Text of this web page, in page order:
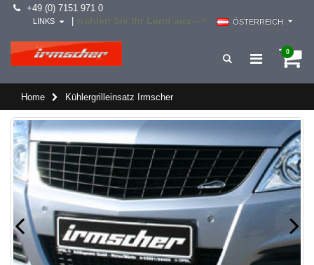
+49 (0) 7151 971 0
wählen Sie Ihr Land aus --> ÖSTERREICH
LINKS
0
Home Kühlergrilleinsatz Irmscher